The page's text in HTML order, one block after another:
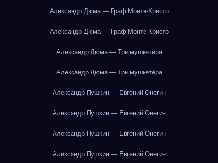
Александр Дюма — Граф Монте-Кристо
Александр Дюма — Граф Монте-Кристо
Александр Дюма — Три мушкетёра
Александр Дюма — Три мушкетёра
Александр Пушкин — Евгений Онегин
Александр Пушкин — Евгений Онегин
Александр Пушкин — Евгений Онегин
Александр Пушкин — Евгений Онегин